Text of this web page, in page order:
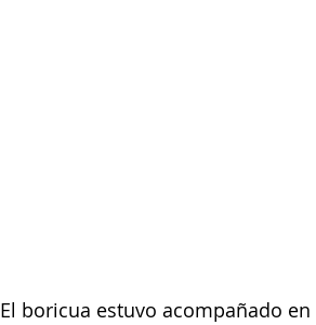
El boricua estuvo acompañado